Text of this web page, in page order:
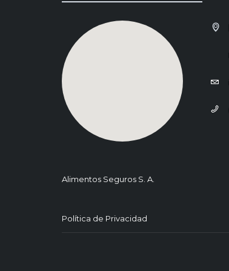
Alimentos Seguros S. A.
Política de Privacidad